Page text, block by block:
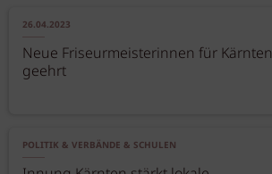
26.04.2023
Neue Friseurmeisterinnen für Kärnten
geehrt
POLITIK & VERBÄNDE & SCHULEN